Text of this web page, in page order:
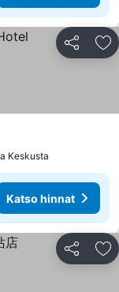
Jaa
Keskusta
Katso hinnat
Jaa